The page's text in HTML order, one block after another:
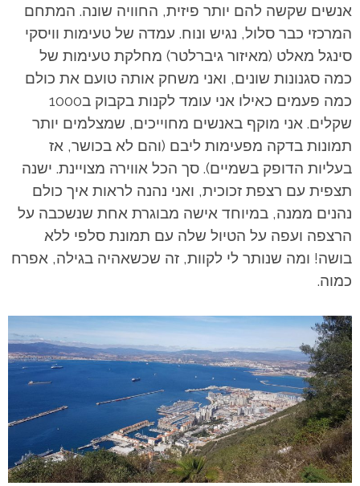
אנשים שקשה להם יותר פיזית, החוויה שונה. המתחם
המרכזי כבר סלול, נגיש ונוח. עמדה של טעימות וויסקי
סינגל מאלט (מאיזור גיברלטר) מחלקת טעימות של
כמה סגנונות שונים, ואני משחק אותה טועם את כולם
כמה פעמים כאילו אני עומד לקנות בקבוק ב1000
שקלים. אני מוקף באנשים מחוייכים, שמצלמים יותר
תמונות בדקה מפעימות ליבם (והם לא בכושר, אז
בעליות הדופק בשמיים). סך הכל אווירה מצויינת. ישנה
תצפית עם רצפת זכוכית, ואני נהנה לראות איך כולם
נהנים ממנה, במיוחד אישה מבוגרת אחת שנשכבה על
הרצפה ועפה על הטיול שלה עם תמונת סלפי ללא
בושה! ומה שנותר לי לקוות, זה שכשאהיה בגילה, אפרח
כמוה.